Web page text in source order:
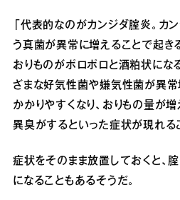
「代表的なのがカンジダ腟炎。カ
う真菌が異常に増えることで起き
おりものがポロポロと酒粕状にな
ざまな好気性菌や嫌気性菌が異
かかりやすくなり、おりもの量が
異臭がするといった症状が現れる
症状をそのまま放置しておくと、
になることもあるそうだ。